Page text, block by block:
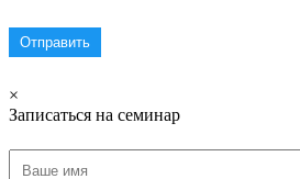
×
Записаться на семинар